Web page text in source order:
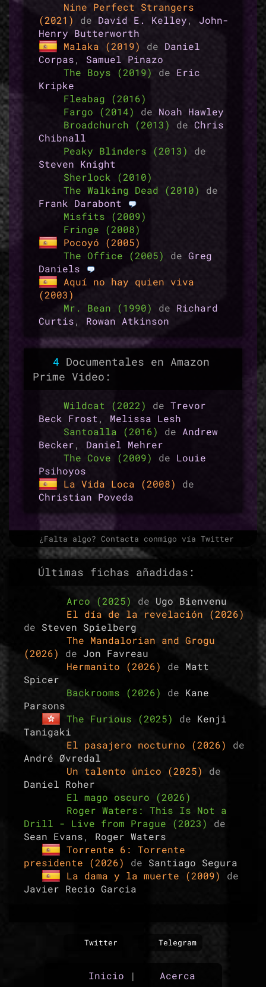
Nine Perfect Strangers
(2021) de David E. Kelley, John-
Henry Butterworth
Malaka (2019) de Daniel
Corpas, Samuel Pinazo
The Boys (2019) de Eric
Kripke
Fleabag (2016)
Fargo (2014) de Noah Hawley
Broadchurch (2013) de Chris
Chibnall
Peaky Blinders (2013) de
Steven Knight
Sherlock (2010)
The Walking Dead (2010) de
Frank Darabont
Misfits (2009)
Fringe (2008)
Pocoyó (2005)
The Office (2005) de Greg
Daniels
Aquí no hay quien viva
(2003)
Mr. Bean (1990) de Richard
Curtis, Rowan Atkinson
4 Documentales en Amazon
Prime Video:
Wildcat (2022) de Trevor
Beck Frost , Melissa Lesh
Santoalla (2016) de Andrew
Becker, Daniel Mehrer
The Cove (2009) de Louie
Psihoyos
La Vida Loca (2008) de
Christian Poveda
¿Falta algo? Contacta conmigo vía Twitter
Últimas fichas añadidas:
Arco (2025) de Ugo Bienvenu
El día de la revelación (2026)
de Steven Spielberg
The Mandalorian and Grogu
(2026) de Jon Favreau
Hermanito (2026) de Matt
Spicer
Backrooms (2026) de Kane
Parsons
The Furious (2025) de Kenji
Tanigaki
El pasajero nocturno (2026) de
André Øvredal
Un talento único (2025) de
Daniel Roher
El mago oscuro (2026)
Roger Waters: This Is Not a
Drill - Live from Prague (2023) de
Sean Evans, Roger Waters
Torrente 6: Torrente
presidente (2026) de Santiago Segura
La dama y la muerte (2009) de
Javier Recio Garcia
Twitter Telegram
Inicio | Acerca